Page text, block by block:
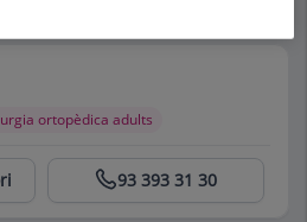
ortopèdica adults
93 393 31 30